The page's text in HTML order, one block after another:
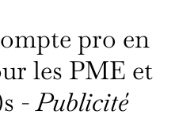
pro en
les PME et
-Publicité